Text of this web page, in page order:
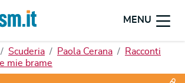
MENU
Scuderia Paola Cerana
Racconti
mie brame